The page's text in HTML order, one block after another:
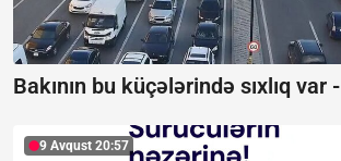
Bakının bu küçələrində sıxlıq var -
9 Avqust 20:57